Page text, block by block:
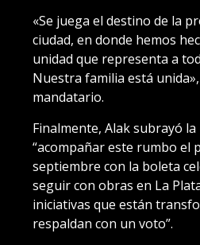
«Se juega el destino de la
ciudad, en donde hemos
unidad que representa a
Nuestra familia está
mandatario.
Finalmente, Alak subrayó
“acompañar este rumbo el
septiembre con la boleta
seguir con obras en La
iniciativas que están
respaldan con un voto”.